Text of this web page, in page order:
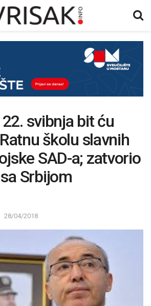
svibnja bit ću
školu slavnih
SAD-a; zatvorio
Srbijom
28/04/2018